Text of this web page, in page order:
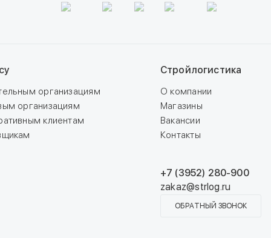
организациям
организациям
клиентам
Стройлогистика
О компании
Магазины
Вакансии
Контакты
+7 (3952) 280-900
zakaz@strlog.ru
ОБРАТНЫЙ ЗВОНОК